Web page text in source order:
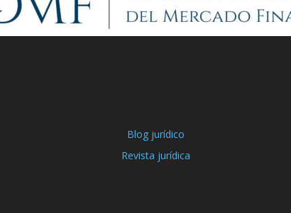
Blog jurídico
Revista jurídica